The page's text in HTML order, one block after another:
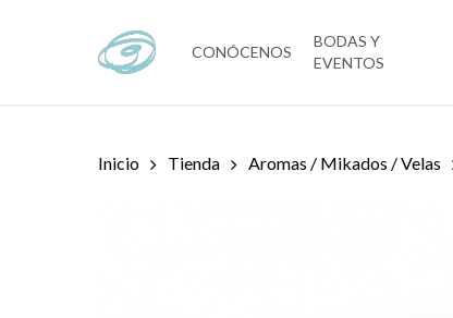
CONÓCENOS
BODAS Y
EVENTOS
Inicio Tienda Aromas / Mikados / Velas